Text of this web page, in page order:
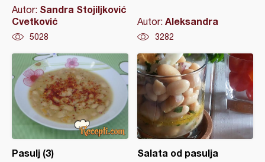
Autor: Sandra Stojiljković
Cvetković
5028
Autor: Aleksandra
3282
Pasulj (3) Salata od pasulja